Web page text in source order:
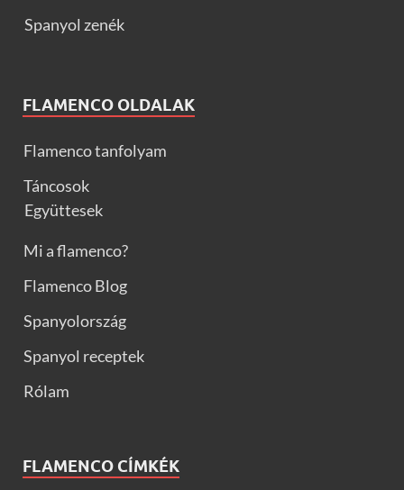
Spanyol zenék
FLAMENCO OLDALAK
Flamenco tanfolyam
Táncosok
Együttesek
Mi a flamenco?
Flamenco Blog
Spanyolország
Spanyol receptek
Rólam
FLAMENCO CÍMKÉK